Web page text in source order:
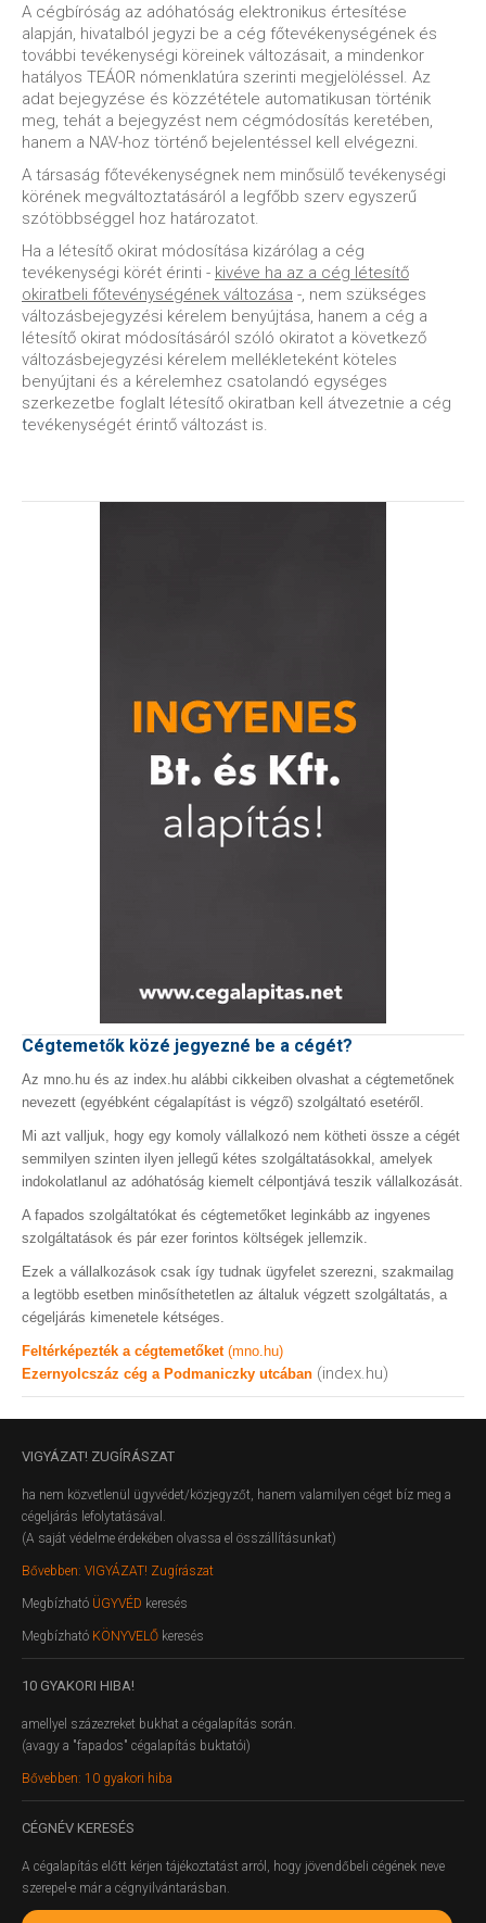
A cégbíróság az adóhatóság elektronikus értesítése
alapján, hivatalból jegyzi be a cég főtevékenységének és
további tevékenységi köreinek változásait, a mindenkor
hatályos TEÁOR nómenklatúra szerinti megjelöléssel. Az
adat bejegyzése és közzététele automatikusan történik
meg, tehát a bejegyzést nem cégmódosítás keretében,
hanem a NAV-hoz történő bejelentéssel kell elvégezni.
A társaság főtevékenységnek nem minősülő tevékenységi
körének megváltoztatásáról a legfőbb szerv egyszerű
szótöbbséggel hoz határozatot.
Ha a létesítő okirat módosítása kizárólag a cég
tevékenységi körét érinti - kivéve ha az a cég létesítő
okiratbeli főtevénységének változása -, nem szükséges
változásbejegyzési kérelem benyújtása, hanem a cég a
létesítő okirat módosításáról szóló okiratot a következő
változásbejegyzési kérelem mellékleteként köteles
benyújtani és a kérelemhez csatolandó egységes
szerkezetbe foglalt létesítő okiratban kell átvezetnie a cég
tevékenységét érintő változást is.
Cégtemetők közé jegyezné be a cégét?
Az mno.hu és az index.hu alábbi cikkeiben olvashat a cégtemetőnek
nevezett (egyébként cégalapítást is végző) szolgáltató esetéről.
Mi azt valljuk, hogy egy komoly vállalkozó nem kötheti össze a cégét
semmilyen szinten ilyen jellegű kétes szolgáltatásokkal, amelyek
indokolatlanul az adóhatóság kiemelt célpontjává teszik vállalkozását.
A fapados szolgáltatókat és cégtemetőket leginkább az ingyenes
szolgáltatások és pár ezer forintos költségek jellemzik.
Ezek a vállalkozások csak így tudnak ügyfelet szerezni, szakmailag
a legtöbb esetben minősíthetetlen az általuk végzett szolgáltatás, a
cégeljárás kimenetele kétséges.
Feltérképezték a cégtemetőket (mno.hu)
Ezernyolcszáz cég a Podmaniczky utcában (index.hu)
VIGYÁZAT! ZUGÍRÁSZAT
ha nem közvetlenül ügyvédet/közjegyzőt, hanem valamilyen céget bíz meg a
cégeljárás lefolytatásával.
(A saját védelme érdekében olvassa el összállításunkat)
Bővebben: VIGYÁZAT! Zugírászat
Megbízható ÜGYVÉD keresés
Megbízható KÖNYVELŐ keresés
10 GYAKORI HIBA!
amellyel százezreket bukhat a cégalapítás során.
(avagy a "fapados" cégalapítás buktatói)
Bővebben: 10 gyakori hiba
CÉGNÉV KERESÉS
A cégalapítás előtt kérjen tájékoztatást arról, hogy jövendőbeli cégének neve
szerepel-e már a cégnyilvántarásban.